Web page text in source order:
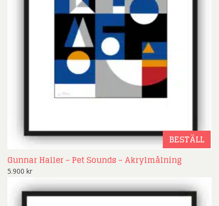
BESTÄLL
Gunnar Haller – Pet Sounds – Akrylmålning
5.900 kr